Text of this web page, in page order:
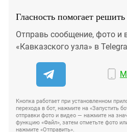
Гласность помогает
Отправь сообщение, фото и
«Кавказского узла» в
Кнопка работает при установленном
перехода в бот, нажмите на «Запустить
отправки фото и видео — нажмите на
функцию «Файл», затем отметьте фото
нажмите «Отправить».